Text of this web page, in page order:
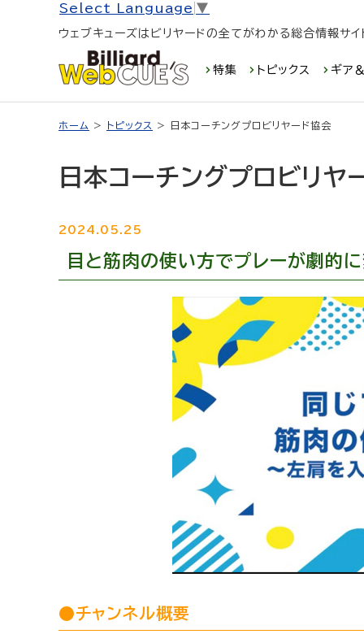
Select Language ▼
ウェブキューズはビリヤードの全てがわかる総合情報サイ
特集 トピックス ギア
ホーム > トピックス > 日本コーチングプロビリヤード協会
日本コーチングプロビリヤ
2024.05.25
目と筋肉の使い方でプレーが劇的
●チャンネル概要